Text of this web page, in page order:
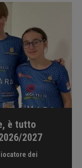
è tutto
2027
dei